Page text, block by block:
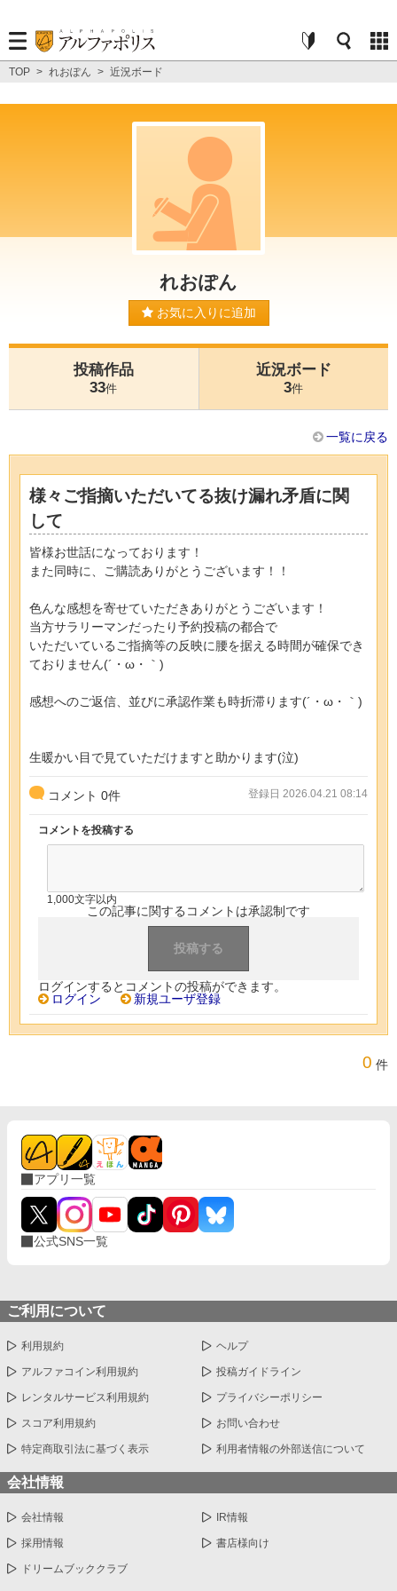
TOP > れおぽん > 近況ボード
れおぽん
お気に入りに追加
投稿作品
33件
近況ボード
3件
一覧に戻る
様々ご指摘いただいてる抜け漏れ矛盾に関
して
皆様お世話になっております！
また同時に、ご購読ありがとうございます！！
色んな感想を寄せていただきありがとうございます！
当方サラリーマンだったり予約投稿の都合で
いただいているご指摘等の反映に腰を据える時間が確保でき
ておりません(´・ω・｀)
感想へのご返信、並びに承認作業も時折滞ります(´・ω・｀)
生暖かい目で見ていただけますと助かります(泣)
コメント 0件 登録日 2026.04.21 08:14
コメントを投稿する
1,000文字以内
この記事に関するコメントは承認制です
ログインするとコメントの投稿ができます。
ログイン
新規ユーザ登録
0 件
アプリ一覧
公式SNS一覧
ご利用について
利用規約 ヘルプ
アルファコイン利用規約 投稿ガイドライン
レンタルサービス利用規約 プライバシーポリシー
スコア利用規約 お問い合わせ
特定商取引法に基づく表示 利用者情報の外部送信について
会社情報
会社情報 IR情報
採用情報 書店様向け
ドリームブッククラブ